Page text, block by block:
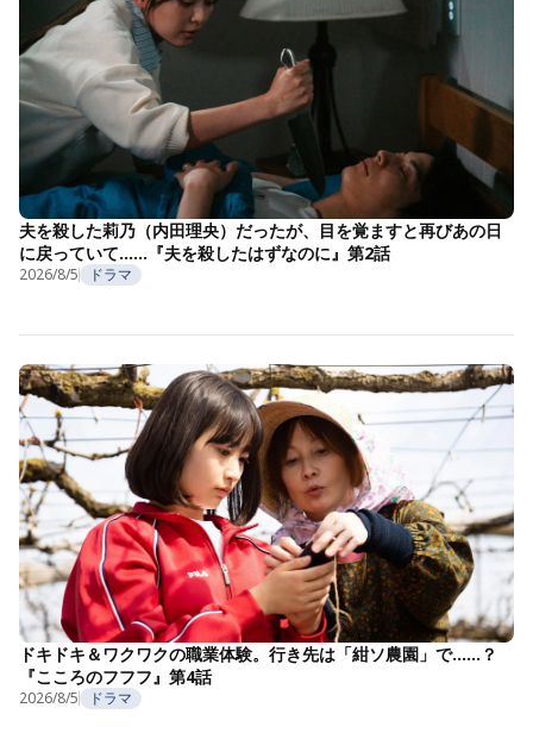
夫を殺した莉乃（内田理央）だったが、目を覚ますと再びあの日
に戻っていて……『夫を殺したはずなのに』第2話
2026/8/5 ドラマ
ドキドキ＆ワクワクの職業体験。行き先は「紺ソ農園」で……？
『こころのフフフ』第4話
2026/8/5 ドラマ